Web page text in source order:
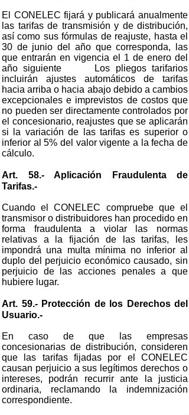
El CONELEC fijará y publicará anualmente
las tarifas de transmisión y de distribución,
así como sus fórmulas de reajuste, hasta el
30 de junio del año que corresponda, las
que entrarán en vigencia el 1 de enero del
año siguiente Los pliegos tarifarios
incluirán ajustes automáticos de tarifas
hacia arriba o hacia abajo debido a cambios
excepcionales e imprevistos de costos que
no pueden ser directamente controlados por
el concesionario, reajustes que se aplicarán
si la variación de las tarifas es superior o
inferior al 5% del valor vigente a la fecha de
cálculo.
Art. 58.- Aplicación Fraudulenta de
Tarifas.-
Cuando el CONELEC compruebe que el
transmisor o distribuidores han procedido en
forma fraudulenta a violar las normas
relativas a la fijación de las tarifas, les
impondrá una multa mínima no inferior al
duplo del perjuicio económico causado, sin
perjuicio de las acciones penales a que
hubiere lugar.
Art. 59.- Protección de los Derechos del
Usuario.-
En caso de que las empresas
concesionarias de distribución, consideren
que las tarifas fijadas por el CONELEC
causan perjuicio a sus legítimos derechos o
intereses, podrán recurrir ante la justicia
ordinaria, reclamando la indemnización
correspondiente.